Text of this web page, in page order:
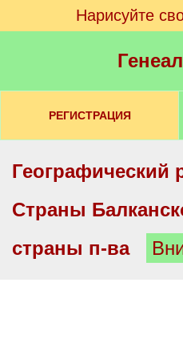
Нарисуйте
РЕГИСТРАЦИЯ
Географический
Cтраны
страны п-ва